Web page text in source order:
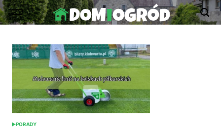
Skip
to
Ogród.edu.pl
POSTED
PORADY